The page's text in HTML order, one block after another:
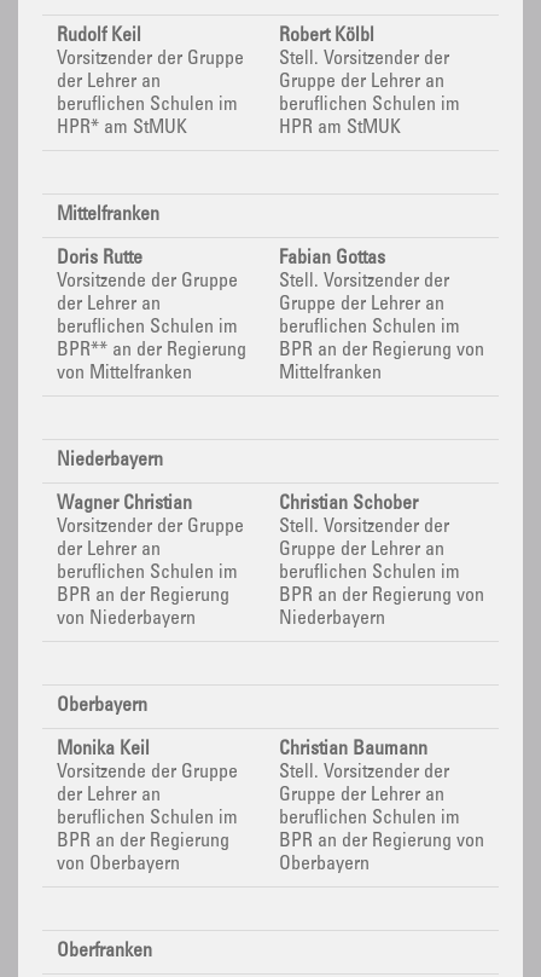
Rudolf Keil
Vorsitzender der Gruppe
der Lehrer an
beruflichen Schulen im
HPR* am StMUK
Robert Kölbl
Stell. Vorsitzender der
Gruppe der Lehrer an
beruflichen Schulen im
HPR am StMUK
Mittelfranken
Doris Rutte
Vorsitzende der Gruppe
der Lehrer an
beruflichen Schulen im
BPR** an der Regierung
von Mittelfranken
Fabian Gottas
Stell. Vorsitzender der
Gruppe der Lehrer an
beruflichen Schulen im
BPR an der Regierung von
Mittelfranken
Niederbayern
Wagner Christian
Vorsitzender der Gruppe
der Lehrer an
beruflichen Schulen im
BPR an der Regierung
von Niederbayern
Christian Schober
Stell. Vorsitzender der
Gruppe der Lehrer an
beruflichen Schulen im
BPR an der Regierung von
Niederbayern
Oberbayern
Monika Keil
Vorsitzende der Gruppe
der Lehrer an
beruflichen Schulen im
BPR an der Regierung
von Oberbayern
Christian Baumann
Stell. Vorsitzender der
Gruppe der Lehrer an
beruflichen Schulen im
BPR an der Regierung von
Oberbayern
Oberfranken